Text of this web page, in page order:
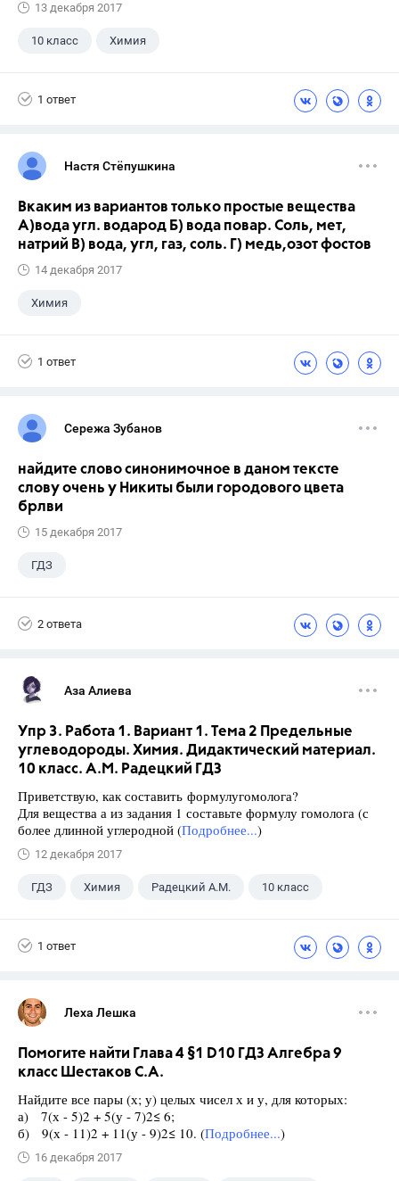
13 декабря 2017
10 класс Химия
1 ответ
Настя Стёпушкина
Вкаким из вариантов только простые вещества
А)вода угл. водарод Б) вода повар. Соль, мет,
натрий В) вода, угл, газ, соль. Г) медь,озот фостов
14 декабря 2017
Химия
1 ответ
Сережа Зубанов
найдите слово синонимочное в даном тексте
слову очень у Никиты были городового цвета
брлви
15 декабря 2017
ГДЗ
2 ответа
Аза Алиева
Упр 3. Работа 1. Вариант 1. Тема 2 Предельные
углеводороды. Химия. Дидактический материал.
10 класс. А.М. Радецкий ГДЗ
Приветствую, как составить формулугомолога?
Для вещества а из задания 1 составьте формулу гомолога (с
более длинной углеродной (Подробнее...)
12 декабря 2017
ГДЗ Химия Радецкий А.М. 10 класс
1 ответ
Леха Лешка
Помогите найти Глава 4 §1 D10 ГДЗ Алгебра 9
класс Шестаков С.А.
Найдите все пары (х; у) целых чисел х и у, для которых:
а) 7(х - 5)2 + 5(у - 7)2≤ 6;
б) 9(х - 11)2 + 11(у - 9)2≤ 10. (Подробнее...)
16 декабря 2017